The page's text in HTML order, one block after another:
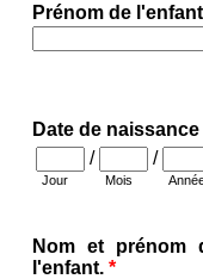
Prénom de l'enfant
Date de naissance
/
/
Jour Mois
Nom et prénom
l'enfant. *